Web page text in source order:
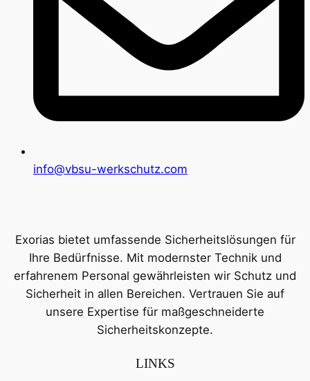
info@vbsu-werkschutz.com
Exorias bietet umfassende Sicherheitslösungen für
Ihre Bedürfnisse. Mit modernster Technik und
erfahrenem Personal gewährleisten wir Schutz und
Sicherheit in allen Bereichen. Vertrauen Sie auf
unsere Expertise für maßgeschneiderte
Sicherheitskonzepte.
LINKS